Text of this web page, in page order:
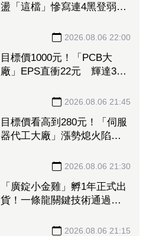
盪「這檔」慘寫連4黑登弱勢
2026.08.06 22:00
目標價1000元！「PCB大
廠」EPS直衝22元 輝達3年
2026.08.06 21:45
目標價看高到280元！「伺服
器代工大廠」漲勢熄火陷連2
張、抽回21億元2026.08.06 21:30
「廣錠小金雞」孵1年正式出
貨！一條龍關鍵技術通過驗
2026.08.06 21:15